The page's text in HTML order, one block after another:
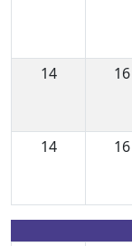
14
16
14
16